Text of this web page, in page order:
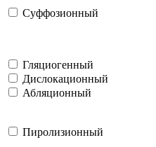
Суффозионный
Гляциогенный
Дислокационный
Абляционный
Пиролизионный